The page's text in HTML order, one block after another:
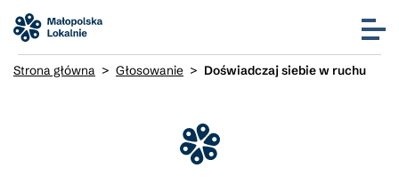
Strona główna > Głosowanie > Doświadczaj siebie w ruchu